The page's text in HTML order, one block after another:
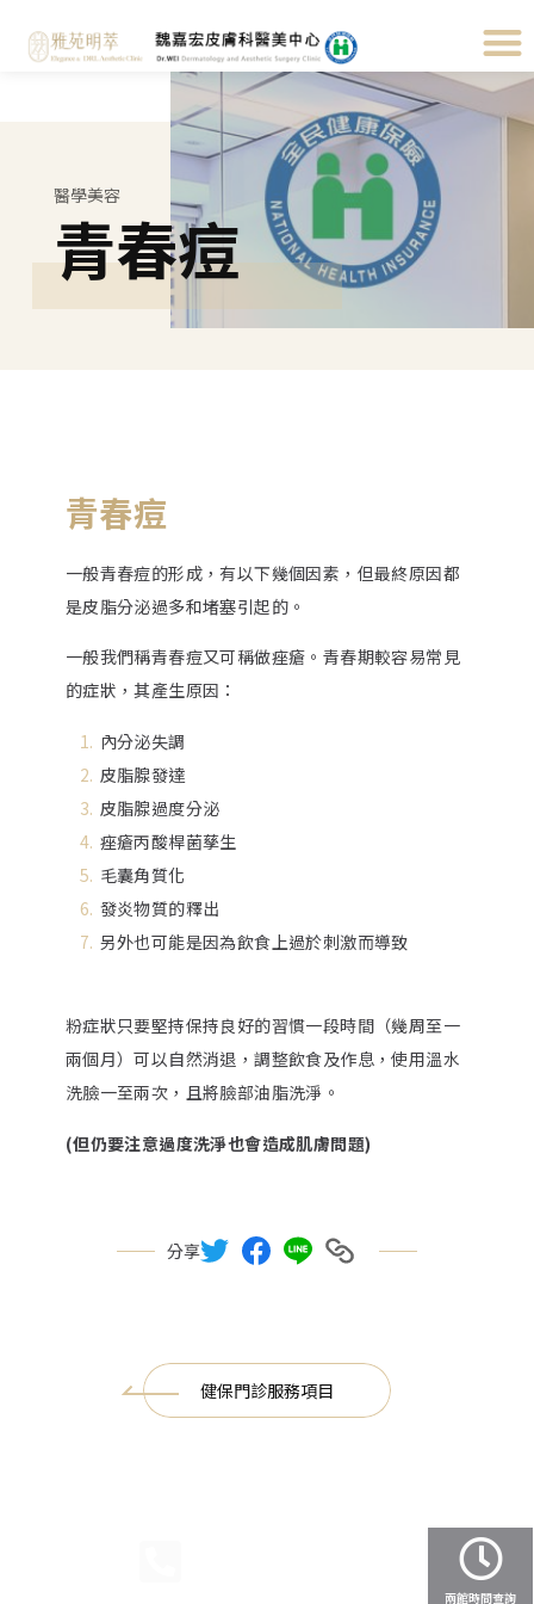
醫學美容
青春痘
青春痘
一般青春痘的形成，有以下幾個因素，但最終原因都
是皮脂分泌過多和堵塞引起的。
一般我們稱青春痘又可稱做痤瘡。青春期較容易常見
的症狀，其產生原因：
內分泌失調
皮脂腺發達
皮脂腺過度分泌
痤瘡丙酸桿菌孳生
毛囊角質化
發炎物質的釋出
另外也可能是因為飲食上過於刺激而導致
粉症狀只要堅持保持良好的習慣一段時間（幾周至一
兩個月）可以自然消退，調整飲食及作息，使用溫水
洗臉一至兩次，且將臉部油脂洗淨。
(但仍要注意過度洗淨也會造成肌膚問題)
分享
健保門診服務項目
兩館時間查詢